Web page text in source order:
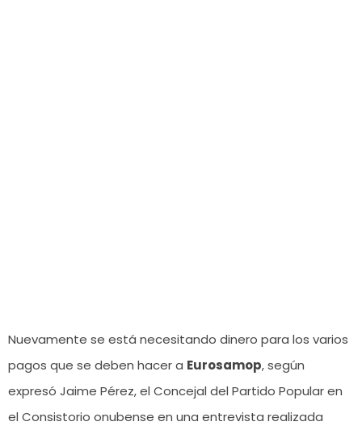
Nuevamente se está necesitando dinero para los varios
pagos que se deben hacer a Eurosamop, según
expresó Jaime Pérez, el Concejal del Partido Popular en
el Consistorio onubense en una entrevista realizada